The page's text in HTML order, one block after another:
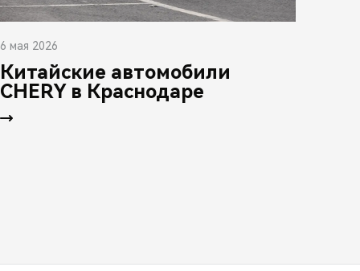
6 мая 2026
Китайские автомобили
CHERY в Краснодаре